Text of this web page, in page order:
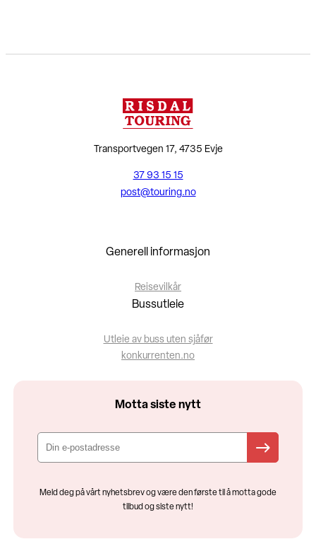
Transportvegen 17, 4735 Evje
37 93 15 15
post@touring.no
Generell informasjon
Reisevilkår
Bussutleie
Utleie av buss uten sjåfør
konkurrenten.no
Motta siste nytt
Meld deg på vårt nyhetsbrev og være den første til å motta gode
tilbud og siste nytt!